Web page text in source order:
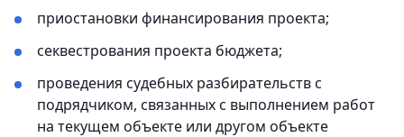
приостановки финансирования проекта;
секвестрования проекта бюджета;
проведения судебных разбирательств с
подрядчиком, связанных с выполнением работ
на текущем объекте или другом объекте